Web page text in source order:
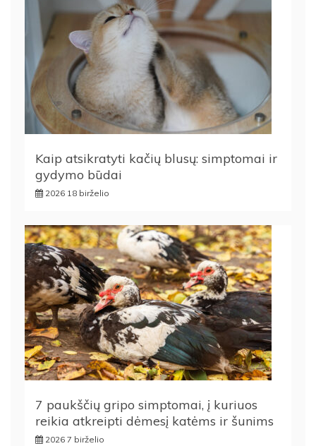
Kaip atsikratyti kačių blusų: simptomai ir
gydymo būdai
2026 18 birželio
7 paukščių gripo simptomai, į kuriuos
reikia atkreipti dėmesį katėms ir šunims
2026 7 birželio